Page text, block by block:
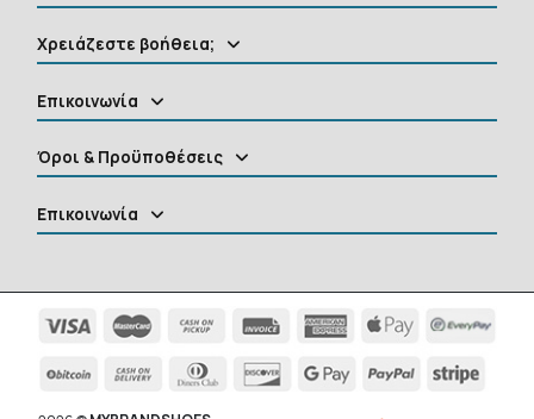
Χρειάζεστε βοήθεια;
Επικοινωνία
Όροι & Προϋποθέσεις
Επικοινωνία